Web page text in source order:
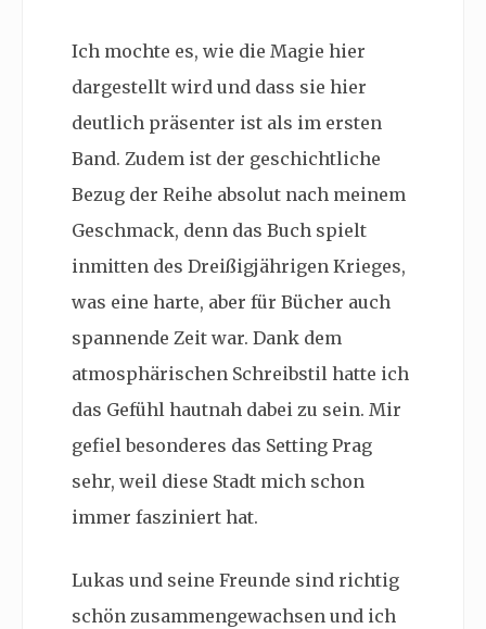
Ich mochte es, wie die Magie hier
dargestellt wird und dass sie hier
deutlich präsenter ist als im ersten
Band. Zudem ist der geschichtliche
Bezug der Reihe absolut nach meinem
Geschmack, denn das Buch spielt
inmitten des Dreißigjährigen Krieges,
was eine harte, aber für Bücher auch
spannende Zeit war. Dank dem
atmosphärischen Schreibstil hatte ich
das Gefühl hautnah dabei zu sein. Mir
gefiel besonderes das Setting Prag
sehr, weil diese Stadt mich schon
immer fasziniert hat.
Lukas und seine Freunde sind richtig
schön zusammengewachsen und ich